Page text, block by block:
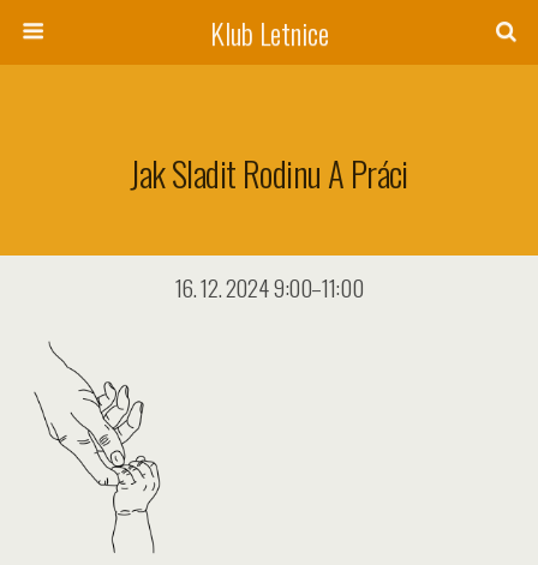
Klub Letnice
Jak Sladit Rodinu A Práci
16. 12. 2024 9:00–11:00